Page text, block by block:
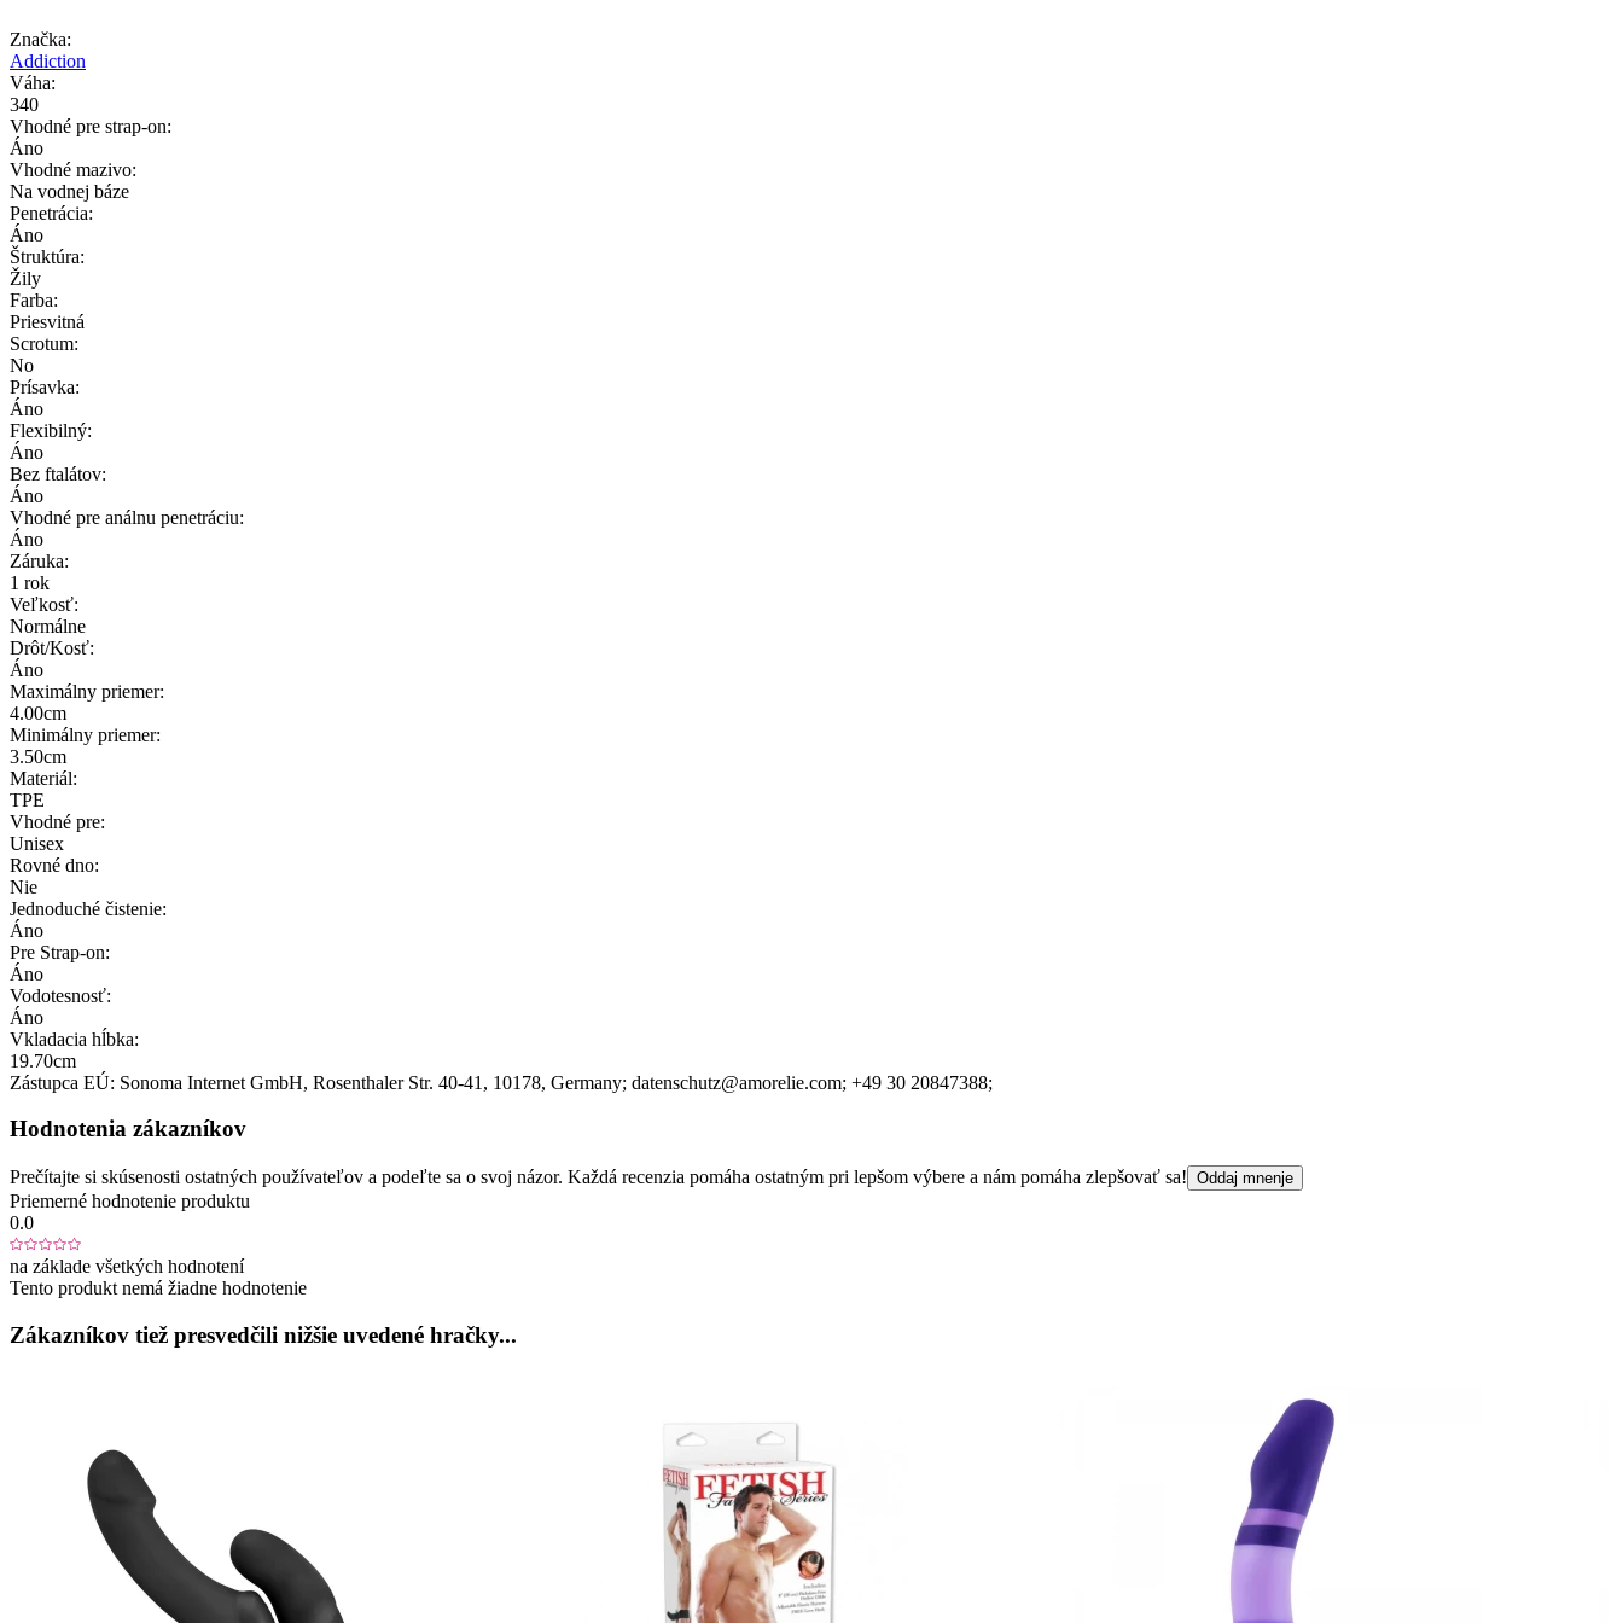
Značka:
Addiction
Váha:
340
Vhodné pre strap-on:
Áno
Vhodné mazivo:
Na vodnej báze
Penetrácia:
Áno
Štruktúra:
Žily
Farba:
Priesvitná
Scrotum:
No
Prísavka:
Áno
Flexibilný:
Áno
Bez ftalátov:
Áno
Vhodné pre análnu penetráciu:
Áno
Záruka:
1 rok
Veľkosť:
Normálne
Drôt/Kosť:
Áno
Maximálny priemer:
4.00cm
Minimálny priemer:
3.50cm
Materiál:
TPE
Vhodné pre:
Unisex
Rovné dno:
Nie
Jednoduché čistenie:
Áno
Pre Strap-on:
Áno
Vodotesnosť:
Áno
Vkladacia hĺbka:
19.70cm
Zástupca EÚ: Sonoma Internet GmbH, Rosenthaler Str. 40-41 , 10178, Germany; datenschutz@amorelie.com; +49 30 20847388;
Hodnotenia zákazníkov
Prečítajte si skúsenosti ostatných používateľov a podeľte sa o svoj názor. Každá recenzia pomáha ostatným pri lepšom výbere a nám pomáha zlepšovať sa! Oddaj mnenje
Priemerné hodnotenie produktu
0.0
na základe všetkých hodnotení
Tento produkt nemá žiadne hodnotenie
Zákazníkov tiež presvedčili nižšie uvedené hračky...